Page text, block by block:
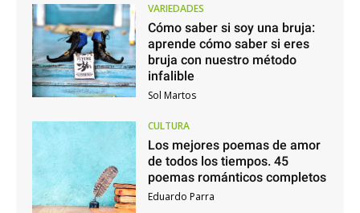
VARIEDADES
Cómo saber si soy una bruja:
aprende cómo saber si eres
bruja con nuestro método
infalible
Sol Martos
CULTURA
Los mejores poemas de amor
de todos los tiempos. 45
poemas románticos completos
Eduardo Parra